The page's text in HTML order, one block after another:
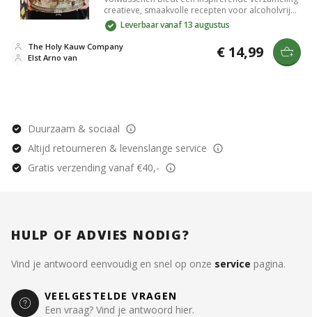
creatieve, smaakvolle recepten voor alcoholvrije
drankjes. Perfect voor cocktailliefhebbers die
willen genieten van verfijnde smaken zonder
alcohol. Met diverse combinaties van fruit,
kruiden en specerijen is dit boek een must-have
voor elke gelegenheid. Geniet van verfrissende en
Leverbaar vanaf 13 augustus
Elst Arno van
The Holy Kauw Company € 14,99
Duurzaam & sociaal
Altijd retourneren & levenslange service
Gratis verzending vanaf €40,-
HULP OF ADVIES NODIG?
Vind je antwoord eenvoudig en snel op onze service pagina.
VEELGESTELDE VRAGEN
Een vraag? Vind je antwoord hier.